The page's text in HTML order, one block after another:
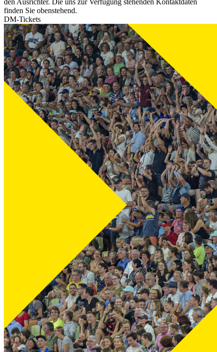
den Ausrichter. Die uns zur Verfügung stehenden Kontaktdaten
finden Sie obenstehend.
DM-Tickets